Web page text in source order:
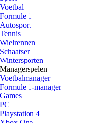
Voetbal
Formule 1
Autosport
Tennis
Wielrennen
Schaatsen
Wintersporten
Managerspelen
Voetbalmanager
Formule 1-manager
Games
PC
Playstation 4